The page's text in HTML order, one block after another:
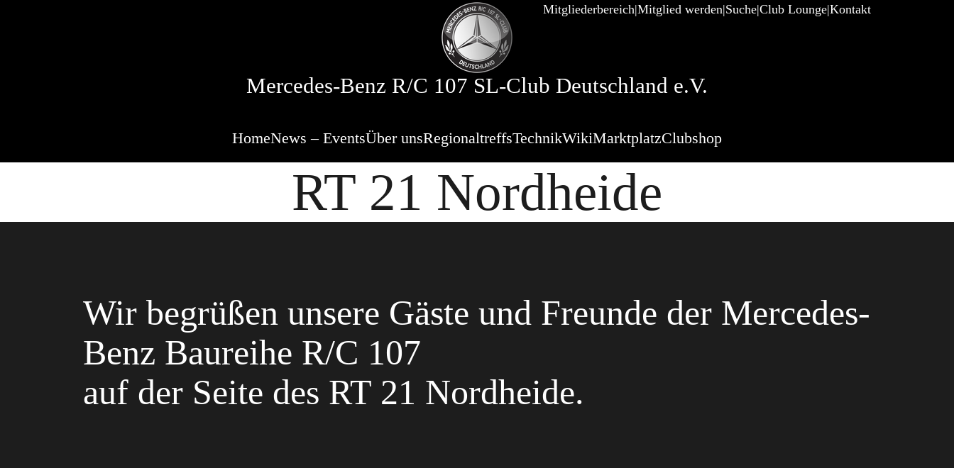
Mitgliederbereich Mitglied werden Suche Club Lounge Kontakt
Mercedes-Benz R/C 107 SL-Club Deutschland e.V.
HomeNews – EventsÜber unsRegionaltreffsTechnikWikiMarktplatzClubshop
RT 21 Nordheide
Wir begrüßen unsere Gäste und Freunde der Mercedes-
Benz Baureihe R/C 107
auf der Seite des RT 21 Nordheide.